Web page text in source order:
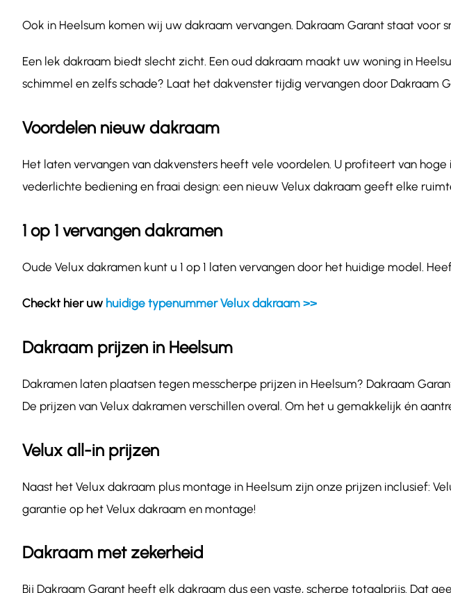
Ook in Heelsum komen wij uw dakraam vervangen. Dakraam Garant staat
Een lek dakraam biedt slecht zicht. Een oud dakraam maakt uw woning in
schimmel en zelfs schade? Laat het dakvenster tijdig vervangen door Dakraam
Voordelen nieuw dakraam
Het laten vervangen van dakvensters heeft vele voordelen. U profiteert van
vederlichte bediening en fraai design: een nieuw Velux dakraam geeft elke
1 op 1 vervangen dakramen
Oude Velux dakramen kunt u 1 op 1 laten vervangen door het huidige model.
Checkt hier uw huidige typenummer Velux dakraam >>
Dakraam prijzen in Heelsum
Dakramen laten plaatsen tegen messcherpe prijzen in Heelsum? Dakraam
De prijzen van Velux dakramen verschillen overal. Om het u gemakkelijk én
Velux all-in prijzen
Naast het Velux dakraam plus montage in Heelsum zijn onze prijzen inclusief:
garantie op het Velux dakraam en montage!
Dakraam met zekerheid
Bij Dakraam Garant heeft elk dakraam dus een vaste, scherpe totaalprijs. Dat